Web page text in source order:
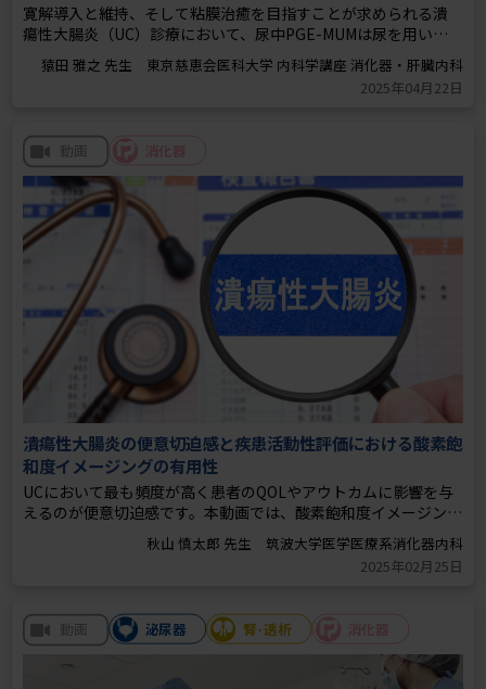
寛解導入と維持、そして粘膜治癒を目指すことが求められる潰
瘍性大腸炎（UC）診療において、尿中PGE-MUMは尿を用いた
初めての診療補助バイオマーカーです。非侵襲的に検体採取が可
能なため、内視鏡に頼らない評価が小児を含めて期待されてい
ます。今回は既存バイオマーカーの有用性と課題も含め、尿中バ
2025年04月22日
潰瘍性大腸炎の便意切迫感と疾患活動性評価における酸素飽
和度イメージングの有用性
UCにおいて最も頻度が高く患者のQOLやアウトカムに影響を与
えるのが便意切迫感です。本動画では、酸素飽和度イメージング
内視鏡を用いることで粘膜の組織酸素飽和度を図示化し疾患活
動性の客観的評価に有用かを検討した研究報告を紹介していま
動画
2025年02月25日
動画 泌尿器 腎·透析